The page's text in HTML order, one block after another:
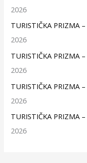
2026
TURISTIČKA PRIZMA
2026
TURISTIČKA PRIZMA
2026
TURISTIČKA PRIZMA
2026
TURISTIČKA PRIZMA
2026